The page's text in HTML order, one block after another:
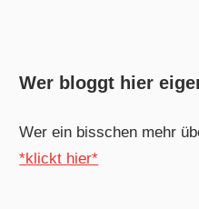
Wer bloggt hier
Wer ein bisschen mehr
*klickt hier*